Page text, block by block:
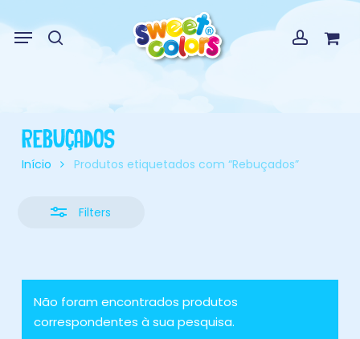
to
search account
Menu Cart Close
Cart
Rebuçados
Início Produtos etiquetados com “Rebuçados”
Filters
Close
Não foram encontrados produtos
correspondentes à sua pesquisa.